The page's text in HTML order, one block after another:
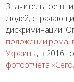
Значительное
людей,
дискриминации.
положении рома,
Украины, в 2016
фотоотчета